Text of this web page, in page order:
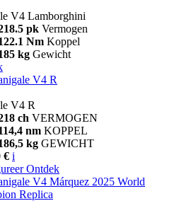
V4 Lamborghini
pk Vermogen
Nm Koppel
kg Gewicht
V4 R
V4 R
ch VERMOGEN
nm KOPPEL
kg GEWICHT
€ i
Ontdek
V4 Márquez 2025 World
Replica